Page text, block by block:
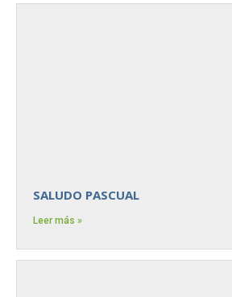
SALUDO PASCUAL
Leer más »